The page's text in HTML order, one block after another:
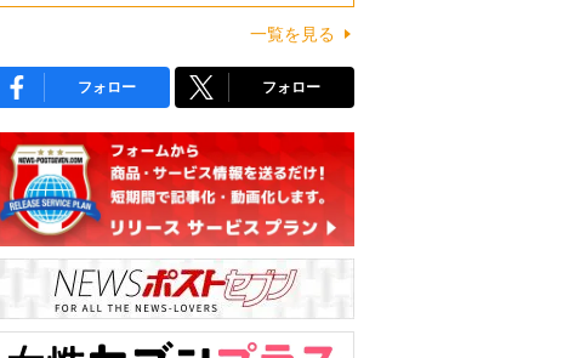
一覧を見る
フォロー フォロー